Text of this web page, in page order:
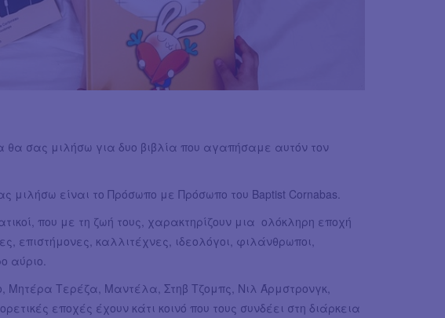
θα σας μιλήσω για δυο βιβλία που αγαπήσαμε αυτόν τον
μιλήσω είναι το Πρόσωπο με Πρόσωπο του Baptist Cornabas.
που με τη ζωή τους, χαρακτηρίζουν μια ολόκληρη εποχή
επιστήμονες, καλλιτέχνες, ιδεολόγοι, φιλάνθρωποι,
αύριο.
Μητέρα Τερέζα, Μαντέλα, Στηβ Τζομπς, Νιλ Άρμστρονγκ,
εποχές έχουν κάτι κοινό που τους συνδέει στη διάρκεια